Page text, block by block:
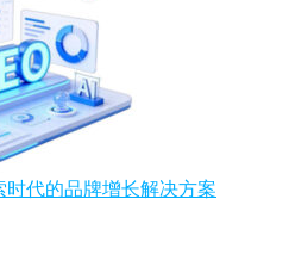
代的品牌增长解决方案